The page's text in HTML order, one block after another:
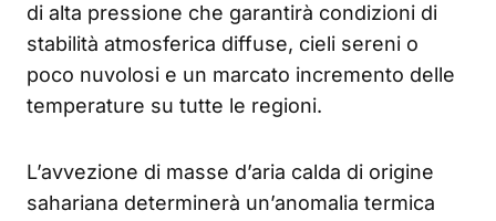
di alta pressione che garantirà condizioni di
stabilità atmosferica diffuse, cieli sereni o
poco nuvolosi e un marcato incremento delle
temperature su tutte le regioni.
L’avvezione di masse d’aria calda di origine
sahariana determinerà un’anomalia termica